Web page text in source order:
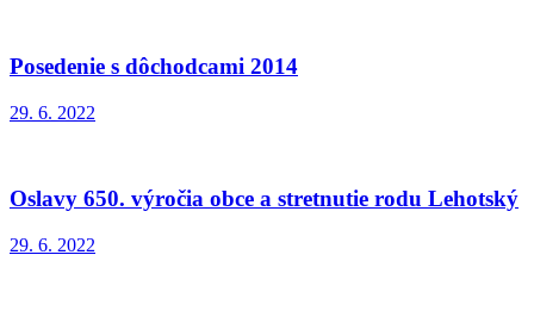
Posedenie s dôchodcami 2014
29. 6. 2022
Oslavy 650. výročia obce a stretnutie rodu Lehotský
29. 6. 2022